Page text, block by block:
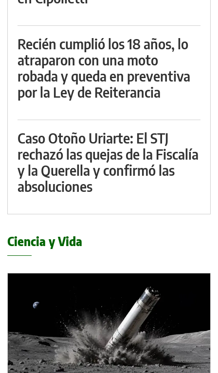
Recién cumplió los 18 años, lo
atraparon con una moto
robada y queda en preventiva
por la Ley de Reiterancia
Caso Otoño Uriarte: El STJ
rechazó las quejas de la Fiscalía
y la Querella y confirmó las
absoluciones
Ciencia y Vida